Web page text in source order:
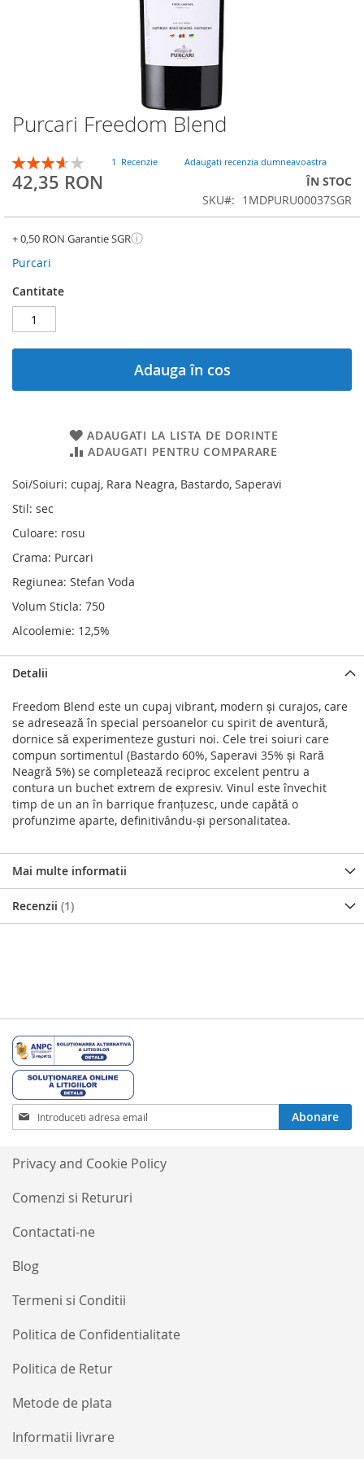
Purcari Freedom Blend
Rating:
73
% of 100
1 Recenzie Adaugati recenzia dumneavoastra
42,35 RON
ÎN STOC
SKU
1MDPURU00037SGR
+ 0,50 RON Garantie SGRⓘ
Purcari
Cantitate
Adauga în cos
ADAUGATI LA LISTA DE DORINTE
ADAUGATI PENTRU COMPARARE
Soi/Soiuri: cupaj, Rara Neagra, Bastardo, Saperavi
Stil: sec
Culoare: rosu
Crama: Purcari
Regiunea: Stefan Voda
Volum Sticla: 750
Alcoolemie: 12,5%
Skip
to
the
beginning
of
images
gallery
Detalii
Freedom Blend este un cupaj vibrant, modern şi curajos, care
se adresează în special persoanelor cu spirit de aventură,
dornice să experimenteze gusturi noi. Cele trei soiuri care
compun sortimentul (Bastardo 60%, Saperavi 35% şi Rară
Neagră 5%) se completează reciproc excelent pentru a
contura un buchet extrem de expresiv. Vinul este învechit
timp de un an în barrique franțuzesc, unde capătă o
profunzime aparte, definitivându-şi personalitatea.
Mai multe informatii
Recenzii 1
Termeni si Conditii
Politica de Confidentialitate
Politica de Retur
Metode de plata
Informatii livrare
Privacy and Cookie Policy
Comenzi si Retururi
Contactati-ne
Blog
Inscrieti-
va
Buletinele
noastre
informative
Abonare